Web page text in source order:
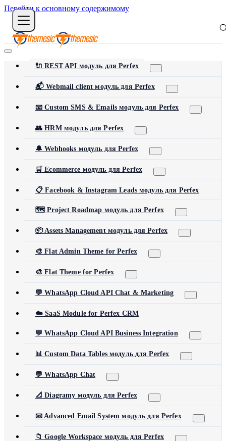
Перейти к основному содержимому
🔌 REST API модуль для Perfex
📬 Webmail client модуль для Perfex
📧 Custom SMS & Emails модуль для Perfex
👥 HRM модуль для Perfex
🔔 Webhooks модуль для Perfex
🛒 Ecommerce модуль для Perfex
📋 Facebook & Instagram Leads модуль для Perfex
🗺️ Project Roadmap модуль для Perfex
📦 Assets Management модуль для Perfex
🎨 Flat Admin Theme for Perfex
🎨 Flat Theme for Perfex
💬 WhatsApp Cloud API Chat & Marketing
☁️ SaaS Module for Perfex CRM
💬 WhatsApp Cloud API Business Integration
📊 Custom Data Tables модуль для Perfex
💬 WhatsApp Chat
📐 Diagramy модуль для Perfex
📧 Advanced Email System модуль для Perfex
📁 Google Workspace модуль для Perfex